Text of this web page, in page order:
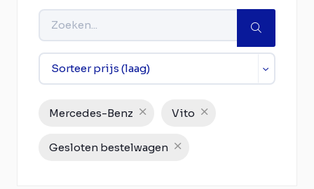
Mercedes-Benz Vito
Gesloten bestelwagen